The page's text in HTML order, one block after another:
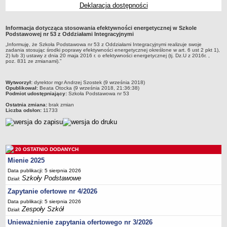
Przedszkola Miejskie
Zlikwidowane gimnazja
Przekształcone szkoły i placówki
Wielofunkcyjna Placówka
Specjalny Ośrodek nr 1
Specjalny Ośrodek nr 5
BURSA MIEJSKA
Dane podstawowe
Majątek
Godziny dyżurów
Ogłoszenie
Zarządzenia
Kontrole
Rejestry, ewidencje, archiwa
Sprawozdania
Deklaracja dostępności
Informacja dotycząca stosowania efektywności energetycznej w Szkole
Podstawowej nr 53 z Oddziałami Integracyjnymi
„Informuję, że Szkoła Podstawowa nr 53 z Oddziałami Integracyjnymi realizuje swoje
zadania stosując środki poprawy efektywności energetycznej określone w art. 6 ust 2 pkt 1),
2) lub 3) ustawy z dnia 20 maja 2016 r. o efektywności energetycznej (tj. Dz.U z 2016r. ,
poz. 831 ze zmianami).”
metryczka
Wytworzył: dyrektor mgr Andrzej Szostek (9 września 2018)
Opublikował: Beata Otocka (9 września 2018, 21:36:38)
Podmiot udostępniający: Szkoła Podstawowa nr 53
Ostatnia zmiana: brak zmian
Liczba odsłon: 11733
20 OSTATNIO DODANYCH
Mienie 2025
Data publikacji: 5 sierpnia 2026
Dział:Szkoły Podstawowe
Zapytanie ofertowe nr 4/2026
Data publikacji: 5 sierpnia 2026
Dział:Zespoły Szkół
Unieważnienie zapytania ofertowego nr 3/2026